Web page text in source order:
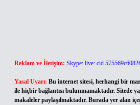
Reklam ve İletişim: Skype:
Yasal Uyarı: Bu internet sitesi, herhangi bir
ile hiçbir bağlantısı bulunmamaktadır. Sitede
makaleler paylaşılmaktadır. Burada yer alan